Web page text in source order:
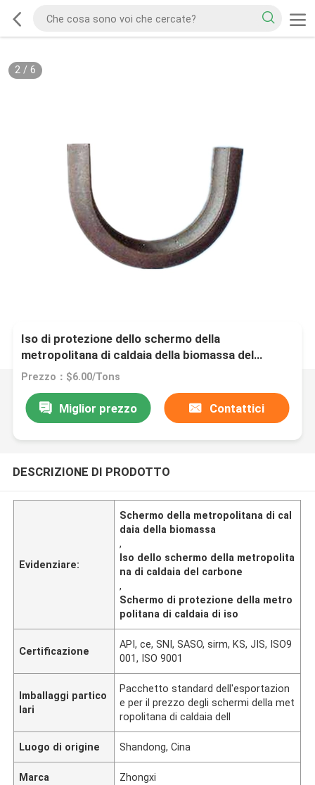
2/ 6
Iso di protezione dello schermo della
metropolitana di caldaia della biomassa del
carbone per i negozi dell'indumento
Prezzo：$6.00/Tons
Miglior prezzo Contattici
DESCRIZIONE DI PRODOTTO
Evidenziare:
Schermo della metropolitana di cal
daia della biomassa
,
Iso dello schermo della metropolita
na di caldaia del carbone
,
Schermo di protezione della metro
politana di caldaia di iso
Certificazione
API, ce, SNI, SASO, sirm, KS, JIS, ISO9
001, ISO 9001
Imballaggi partico
lari
Pacchetto standard dell'esportazion
e per il prezzo degli schermi della met
ropolitana di caldaia dell
Luogo di origine Shandong, Cina
Marca Zhongxi